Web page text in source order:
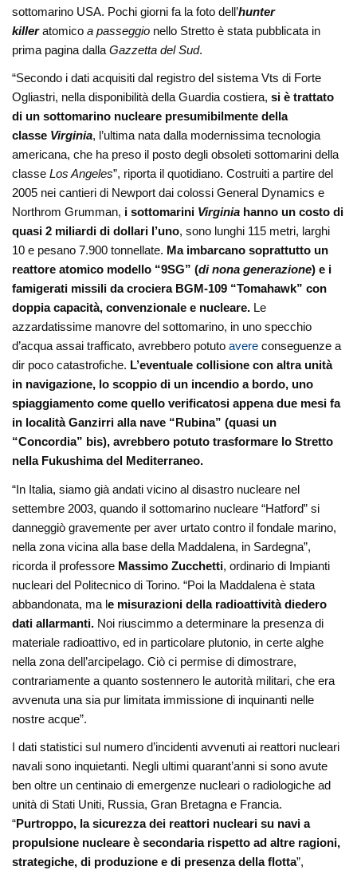
sottomarino USA. Pochi giorni fa la foto dell’hunter
killeratomicoa passeggio nello Stretto è stata pubblicata in
prima pagina dallaGazzetta del Sud.
“Secondo i dati acquisiti dal registro del sistema Vts di Forte
Ogliastri, nella disponibilità della Guardia costiera,si è trattato
di un sottomarino nucleare presumibilmente della
classe Virginia, l’ultima nata dalla modernissima tecnologia
americana, che ha preso il posto degli obsoleti sottomarini della
classeLos Angeles”, riporta il quotidiano. Costruiti a partire del
2005 nei cantieri di Newport dai colossi General Dynamics e
Northrom Grumman, i sottomarini Virginia hanno un costo di
quasi 2 miliardi di dollari l’uno, sono lunghi 115 metri, larghi
10 e pesano 7.900 tonnellate. Ma imbarcano soprattutto un
reattore atomico modello “9SG” (di nona generazione) e i
famigerati missili da crociera BGM-109 “Tomahawk” con
doppia capacità, convenzionale e nucleare. Le
azzardatissime manovre del sottomarino, in uno specchio
d’acqua assai trafficato, avrebbero potutoavere conseguenze a
dir poco catastrofiche. L’eventuale collisione con altra unità
in navigazione, lo scoppio di un incendio a bordo, uno
spiaggiamento come quello verificatosi appena due mesi fa
in località Ganzirri alla nave “Rubina” (quasi un
“Concordia” bis), avrebbero potuto trasformare lo Stretto
nella Fukushima del Mediterraneo.
“In Italia, siamo già andati vicino al disastro nucleare nel
settembre 2003, quando il sottomarino nucleare “Hatford” si
danneggiò gravemente per aver urtato contro il fondale marino,
nella zona vicina alla base della Maddalena, in Sardegna”,
ricorda il professore Massimo Zucchetti, ordinario di Impianti
nucleari del Politecnico di Torino. “Poi la Maddalena è stata
abbandonata, ma le misurazioni della radioattività diedero
dati allarmanti. Noi riuscimmo a determinare la presenza di
materiale radioattivo, ed in particolare plutonio, in certe alghe
nella zona dell’arcipelago. Ciò ci permise di dimostrare,
contrariamente a quanto sostennero le autorità militari, che era
avvenuta una sia pur limitata immissione di inquinanti nelle
nostre acque”.
I dati statistici sul numero d’incidenti avvenuti ai reattori nucleari
navali sono inquietanti. Negli ultimi quarant’anni si sono avute
ben oltre un centinaio di emergenze nucleari o radiologiche ad
unità di Stati Uniti, Russia, Gran Bretagna e Francia.
“Purtroppo, la sicurezza dei reattori nucleari su navi a
propulsione nucleare è secondaria rispetto ad altre ragioni,
strategiche, di produzione e di presenza della flotta”,